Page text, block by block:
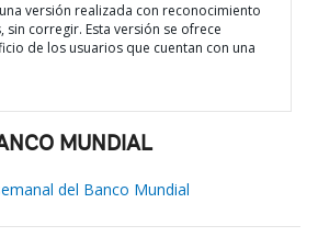
versión realizada con reconocimiento
sin corregir. Esta versión se ofrece
de los usuarios que cuentan con una
MUNDIAL
del Banco Mundial